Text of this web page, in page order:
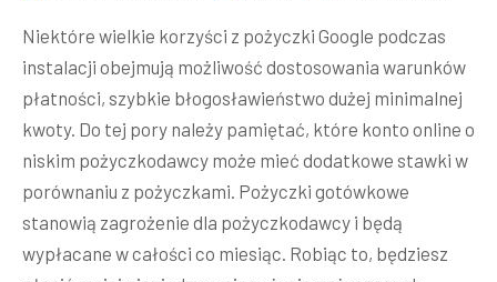
Niektóre wielkie korzyści z pożyczki Google podczas
instalacji obejmują możliwość dostosowania warunków
płatności, szybkie błogosławieństwo dużej minimalnej
kwoty. Do tej pory należy pamiętać, które konto online o
niskim pożyczkodawcy może mieć dodatkowe stawki w
porównaniu z pożyczkami. Pożyczki gotówkowe
stanowią zagrożenie dla pożyczkodawcy i będą
wypłacane w całości co miesiąc. Robiąc to, będziesz